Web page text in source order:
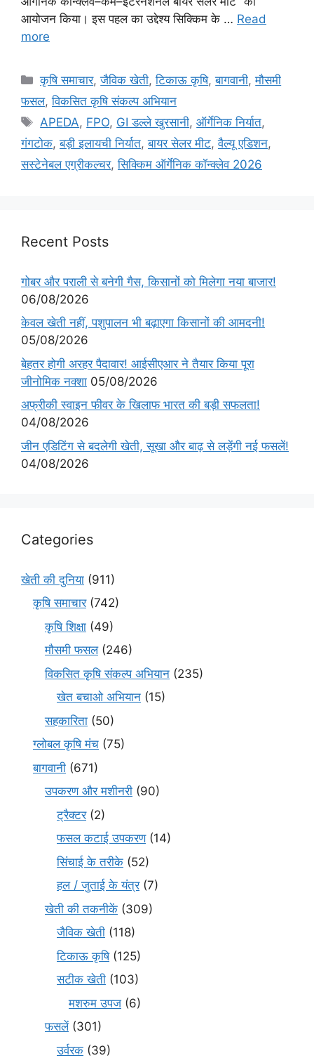
आयोजन किया। इस पहल का उद्देश्य सिक्किम के … Read
more
कृषि समाचार,जैविक खेती,टिकाऊ कृषि,बागवानी,मौसमी
फसल,विकसित कृषि संकल्प अभियान
APEDA, FPO, GI डल्ले खुरसानी,ऑर्गेनिक निर्यात,
गंगटोक,बड़ी इलायची निर्यात,बायर सेलर मीट,वैल्यू एडिशन,
सस्टेनेबल एग्रीकल्चर,सिक्किम ऑर्गेनिक कॉन्क्लेव 2026
Recent Posts
गोबर और पराली से बनेगी गैस, किसानों को मिलेगा नया बाजार!
06/08/2026
केवल खेती नहीं, पशुपालन भी बढ़ाएगा किसानों की आमदनी!
05/08/2026
बेहतर होगी अरहर पैदावार! आईसीएआर ने तैयार किया पूरा
जीनोमिक नक्शा 05/08/2026
अफ्रीकी स्वाइन फीवर के खिलाफ भारत की बड़ी सफलता!
04/08/2026
जीन एडिटिंग से बदलेगी खेती, सूखा और बाढ़ से लड़ेंगी नई फसलें!
04/08/2026
Categories
खेती की दुनिया (911)
कृषि समाचार(742)
कृषि शिक्षा (49)
मौसमी फसल(246)
विकसित कृषि संकल्प अभियान (235)
खेत बचाओ अभियान (15)
सहकारिता (50)
ग्लोबल कृषि मंच (75)
बागवानी (671)
उपकरण और मशीनरी (90)
ट्रैक्टर(2)
फसल कटाई उपकरण(14)
सिंचाई के तरीके (52)
हल / जुताई के यंत्र(7)
खेती की तकनीकें (309)
जैविक खेती (118)
टिकाऊ कृषि(125)
सटीक खेती (103)
मशरुम उपज (6)
फसलें(301)
उर्वरक (39)